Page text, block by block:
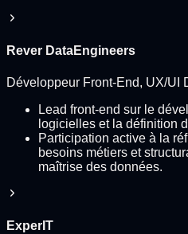
Rever DataEngineers
Développeur Front-End, UX/UI
Lead front-end sur le
logicielles et la définition
Participation active à la
besoins métiers et
maîtrise des données.
ExperIT